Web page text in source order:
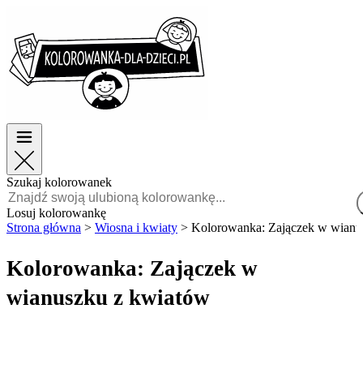
TOP kategorie
Dla chłopców
Dla dziewczynek
Polski
POLSKI
FRANÇAIS
MALAGASY
TOP kategorie
Dla chłopców
Dla dziewczynek
Szukaj kolorowanek
Losuj kolorowankę
Strona główna > Wiosna i kwiaty > Kolorowanka: Zajączek w
Kolorowanka: Zajączek w
wianuszku z kwiatów